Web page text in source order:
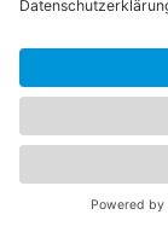
Alles
in
Unser
nicht nur alle